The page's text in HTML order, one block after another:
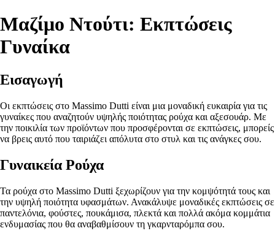
Μαζίμο Ντούτι: Εκπτώσεις
Γυναίκα
Εισαγωγή
Οι εκπτώσεις στο Massimo Dutti είναι μια μοναδική ευκαιρία για τις
γυναίκες που αναζητούν υψηλής ποιότητας ρούχα και αξεσουάρ. Με
την ποικιλία των προϊόντων που προσφέρονται σε εκπτώσεις, μπορείς
να βρεις αυτό που ταιριάζει απόλυτα στο στυλ και τις ανάγκες σου.
Γυναικεία Ρούχα
Τα ρούχα στο Massimo Dutti ξεχωρίζουν για την κομψότητά τους και
την υψηλή ποιότητα υφασμάτων. Ανακάλυψε μοναδικές εκπτώσεις σε
παντελόνια, φούστες, πουκάμισα, πλεκτά και πολλά ακόμα κομμάτια
ενδυμασίας που θα αναβαθμίσουν τη γκαρνταρόμπα σου.